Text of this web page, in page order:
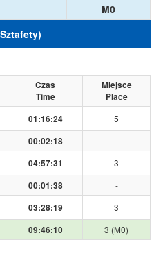
M0
Czas
Time
Miejsce
Place
01:16:24
5
00:02:18
-
04:57:31
3
00:01:38
-
03:28:19
3
09:46:10 3 (M0)